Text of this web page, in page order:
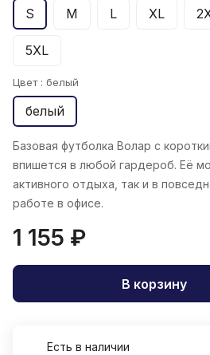
S M L XL
5XL
Цвет : белый
белый
Базовая футболка Волар с
впишется в любой гардероб. Её
активного отдыха, так и в
работе в офисе.
1 155 ₽
В корзину
Есть в наличии